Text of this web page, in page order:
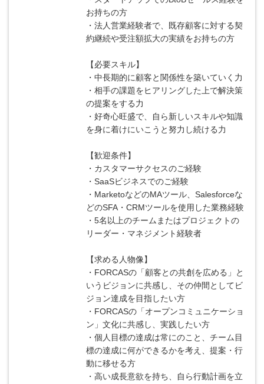
お持ちの方
・法人営業経験者で、既存顧客に対する契
約継続や受注額拡大の実績をお持ちの方
【必要スキル】
・中長期的に顧客と関係性を築いていく力
・相手の課題をヒアリングした上で解決策
の提案をする力
・好奇心旺盛で、自ら新しいスキルや知識
を身に着けにいこうと努力し続ける力
【歓迎条件】
・カスタマーサクセスのご経験
・SaaSビジネスでのご経験
・MarketoなどのMAツール、Salesforceな
どのSFA・CRMツールを使用した業務経験
・5名以上のチームまたはプロジェクトの
リーダー・マネジメント経験者
【求める人物像】
・FORCASの「顧客との共創を広める」と
いうビジョンに共感し、その仲間としてビ
ジョン達成を目指したい方
・FORCASの「オープンコミュニケーショ
ン」文化に共感し、実践したい方
・個人目標の達成は常にのこと、チーム目
標の達成に何ができるかを考え、提案・行
動に移せる方
・高い成長意欲を持ち、自ら行動計画を立